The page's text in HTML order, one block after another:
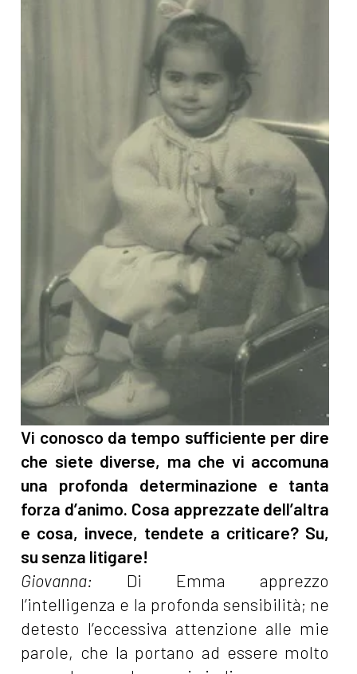
Vi conosco da tempo sufficiente per dire
che siete diverse, ma che vi accomuna
una profonda determinazione e tanta
forza d’animo. Cosa apprezzate dell’altra
e cosa, invece, tendete a criticare? Su,
su senza litigare!
Giovanna: Di Emma apprezzo
l’intelligenza e la profonda sensibilità; ne
detesto l’eccessiva attenzione alle mie
parole, che la portano ad essere molto